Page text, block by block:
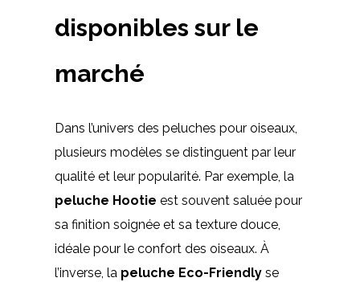
disponibles sur le
marché
Dans l’univers des peluches pour oiseaux,
plusieurs modèles se distinguent par leur
qualité et leur popularité. Par exemple, la
peluche Hootie est souvent saluée pour
sa finition soignée et sa texture douce,
idéale pour le confort des oiseaux. À
l’inverse, la peluche Eco-Friendly se